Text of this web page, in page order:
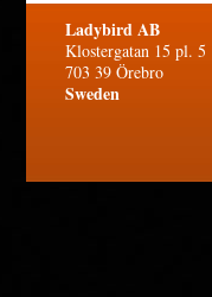
Ladybird AB
Klostergatan 15 pl. 5
703 39 Örebro
Sweden